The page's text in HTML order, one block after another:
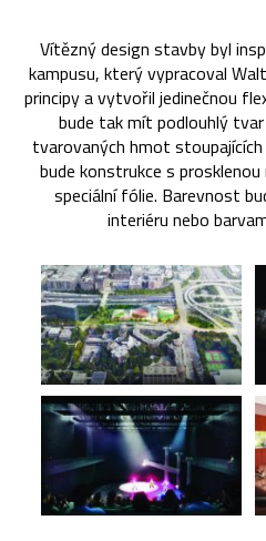
Vítězný design stavby byl
kampusu, který vypracoval
principy a vytvořil jedinečnou
bude tak mít podlouhlý
tvarovaných hmot
bude konstrukce s
speciální fólie. Barevnost
interiéru nebo